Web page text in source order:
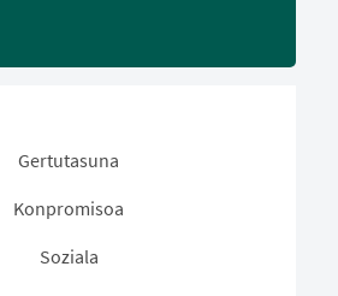
Gertutasuna
Konpromisoa
Soziala